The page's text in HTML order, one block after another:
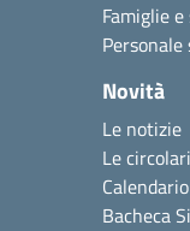
Famiglie
Novità
Le notizie
Le circolari
Bacheca